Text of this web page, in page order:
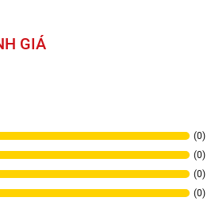
GIÁ
(0)
(0)
(0)
(0)